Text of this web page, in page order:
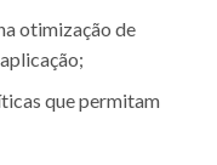
otimização de
que permitam